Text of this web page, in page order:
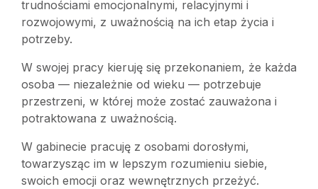
trudnościami emocjonalnymi, relacyjnymi i
rozwojowymi, z uważnością na ich etap życia i
potrzeby.
W swojej pracy kieruję się przekonaniem, że każda
osoba — niezależnie od wieku — potrzebuje
przestrzeni, w której może zostać zauważona i
potraktowana z uważnością.
W gabinecie pracuję z osobami dorosłymi,
towarzysząc im w lepszym rozumieniu siebie,
swoich emocji oraz wewnętrznych przeżyć.